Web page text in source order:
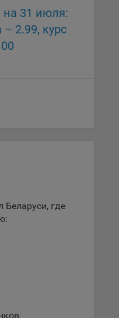
31 июля:
2.99, курс
где